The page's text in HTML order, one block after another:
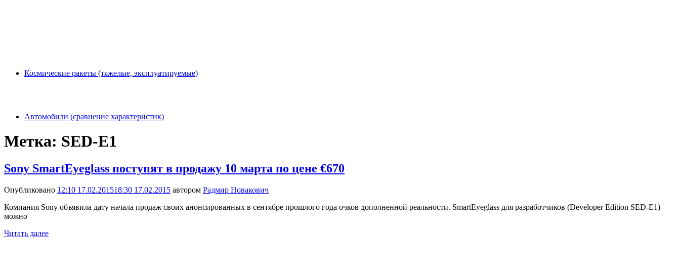
Космические ракеты (тяжелые, эксплуатируемые)
Автомобили (сравнение характеристик)
Метка: SED-E1
Sony SmartEyeglass поступят в продажу 10 марта по цене €670
Опубликовано 12:10 17.02.201518:30 17.02.2015 автором Радмир Новакович
Компания Sony объявила дату начала продаж своих анонсированных в сентябре прошлого года очков дополненной реальности. SmartEyeglass для разработчиков (Developer Edition SED-E1)
можно
Читать далее